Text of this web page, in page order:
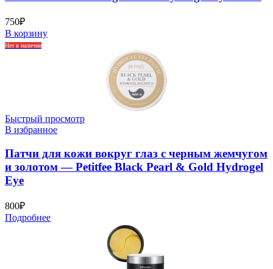
750₽
В корзину
Нет в наличии
Быстрый просмотр
В избранное
Патчи для кожи вокруг глаз с черным жемчугом
и золотом — Petitfee Black Pearl & Gold Hydrogel
Eye
800₽
Подробнее